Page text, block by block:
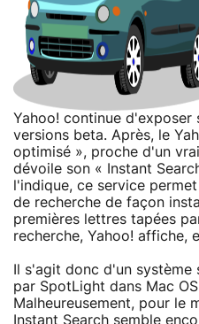
Yahoo! continue d'exposer
versions beta. Après, le
optimisé », proche d'un
dévoile son « Instant
l'indique, ce service
de recherche de façon
premières lettres tapées
recherche, Yahoo! affiche,
Il s'agit donc d'un
par SpotLight dans Mac
Malheureusement, pour le
Instant Search semble